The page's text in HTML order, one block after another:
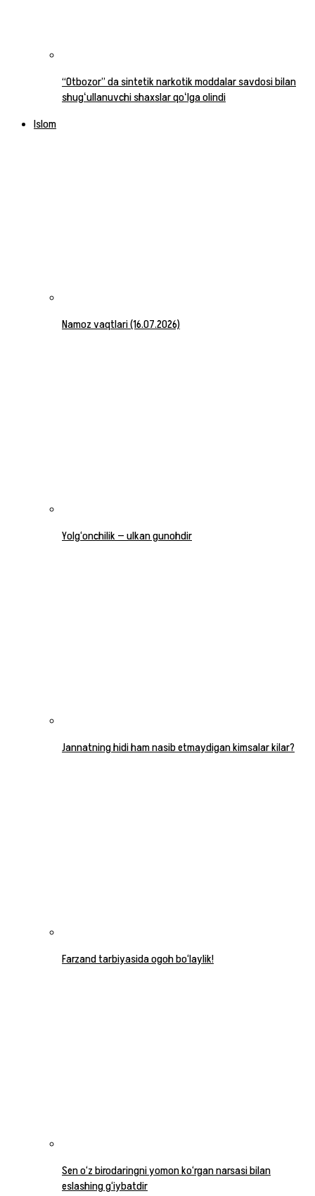
“Otbozor” da sintetik narkotik moddalar savdosi bilan
shugʻullanuvchi shaxslar qoʻlga olindi
Islom
Namoz vaqtlari (16.07.2026)
Yolg‘onchilik — ulkan gunohdir
Jannatning hidi ham nasib etmaydigan kimsalar kilar?
Farzand tarbiyasida ogoh bo‘laylik!
Sen o‘z birodaringni yomon ko‘rgan narsasi bilan
eslashing g‘iybatdir